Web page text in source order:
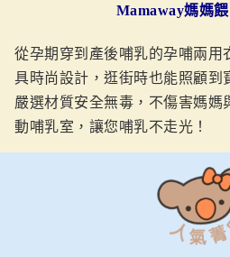
Mamaway媽媽
從孕期穿到產後哺乳的孕哺兩用
具時尚設計，逛街時也能照顧到
嚴選材質安全無毒，不傷害媽媽
動哺乳室，讓您哺乳不走光！